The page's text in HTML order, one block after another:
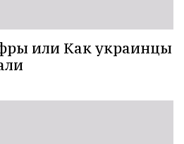
или Как украинцы